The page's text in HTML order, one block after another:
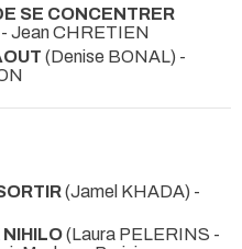
SE CONCENTRER
Jean CHRETIEN
(Denise BONAL) -
(Jamel KHADA) -
(Laura PELERINS -